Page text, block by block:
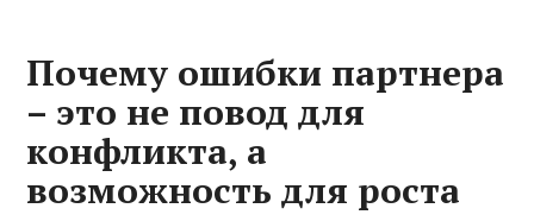
Почему ошибки партнера
– это не повод для
конфликта, а
возможность для роста